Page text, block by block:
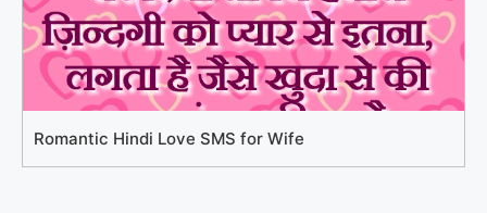
Romantic Hindi Love SMS for Wife